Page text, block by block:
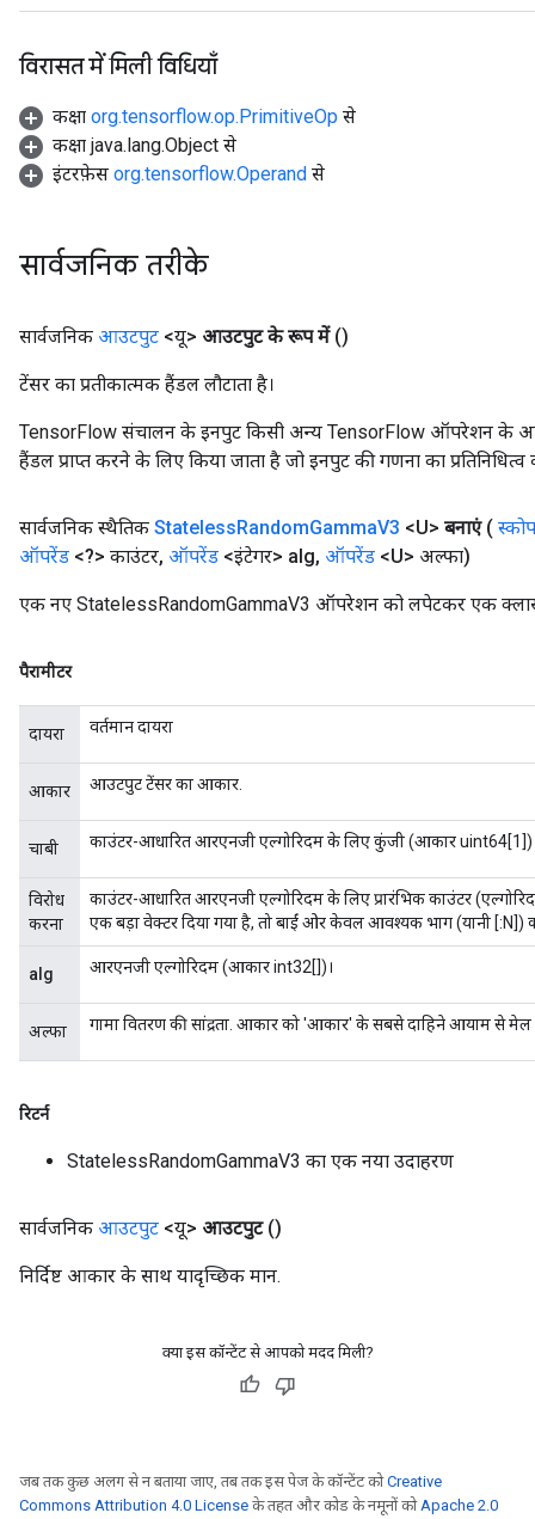
विरासत में मिली विधियाँ
कक्षा org.tensorflow.op.PrimitiveOp से
कक्षा java.lang.Object से
इंटरफ़ेस org.tensorflow.Operand से
सार्वजनिक तरीके
सार्वजनिक आउटपुट <यू> आउटपुट के रूप में ()
टेंसर का प्रतीकात्मक हैंडल लौटाता है।
TensorFlow संचालन के इनपुट किसी अन्य TensorFlow ऑपरेशन के
हैंडल प्राप्त करने के लिए किया जाता है जो इनपुट की गणना का प्रतिनिधित्व
सार्वजनिक स्थैतिक StatelessRandomGammaV3 <U> बनाएं ( स्कोप
ऑपरेंड <?> काउंटर, ऑपरेंड <इंटेगर> alg, ऑपरेंड <U> अल्फा)
एक नए StatelessRandomGammaV3 ऑपरेशन को लपेटकर एक क्लास
पैरामीटर
दायरा वर्तमान दायरा
आकार आउटपुट टेंसर का आकार.
चाबी काउंटर-आधारित आरएनजी एल्गोरिदम के लिए कुंजी (आकार
विरोध
करना
काउंटर-आधारित आरएनजी एल्गोरिदम के लिए प्रारंभिक काउंटर
एक बड़ा वेक्टर दिया गया है, तो बाईं ओर केवल आवश्यक भाग (यानी [:N])
alg आरएनजी एल्गोरिदम (आकार int32[])।
अल्फा गामा वितरण की सांद्रता. आकार को 'आकार' के सबसे दाहिने आयाम से मेल
रिटर्न
StatelessRandomGammaV3 का एक नया उदाहरण
सार्वजनिक आउटपुट <यू> आउटपुट ()
निर्दिष्ट आकार के साथ यादृच्छिक मान.
क्या इस कॉन्टेंट से आपको मदद मिली?
जब तक कुछ अलग से न बताया जाए, तब तक इस पेज के कॉन्टेंट कोCreative
Commons Attribution 4.0 License के तहत और कोड के नमूनों कोApache 2.0